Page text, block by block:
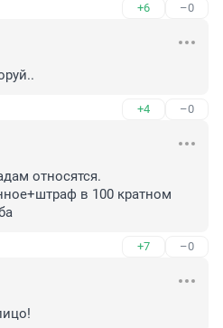
+6 –0
+4 –0
относятся.
в 100 кратном
+7 –0